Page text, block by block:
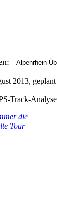
2013,
Track-
die
Tour